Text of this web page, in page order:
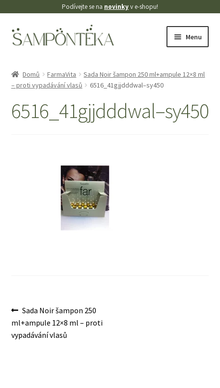
Podívejte se na novinkyv e-shopu!
Přeskočit
na
Přejít
k
Menu
Blog
Cookies
Odstoupení od smlouvy
Domů FarmaVita
Sada Noir šampon 250 ml+ampule 12×8 ml
– proti vypadávání vlasů
6516_41gjjdddwal–sy450
6516_41gjjdddwal–sy450
Navigace
pro
Předchozí
příspěvek:
Sada Noir šampon 250
ml+ampule 12×8 ml – proti
vypadávání vlasů